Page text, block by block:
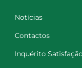
Notícias
Contactos
Inquérito